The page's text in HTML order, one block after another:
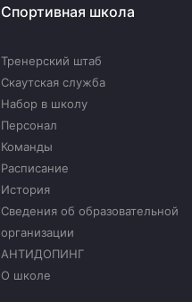
Спортивная школа
Тренерский штаб
Скаутская служба
Набор в школу
Персонал
Команды
Расписание
История
Сведения об образовательной
организации
АНТИДОПИНГ
О школе